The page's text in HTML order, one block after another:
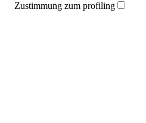
Zustimmung zum profiling